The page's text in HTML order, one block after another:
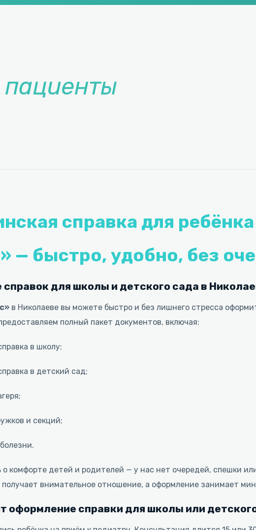
пациенты
справка для
— быстро, удобно, без
для школы и детского сада в
в Николаеве вы можете быстро и без лишнего стресса
полный пакет документов, включая:
в школу;
в детский сад;
и секций;
комфорте детей и родителей — у нас нет очередей, спешки
внимательное отношение, а оформление занимает
оформление справки для школы или